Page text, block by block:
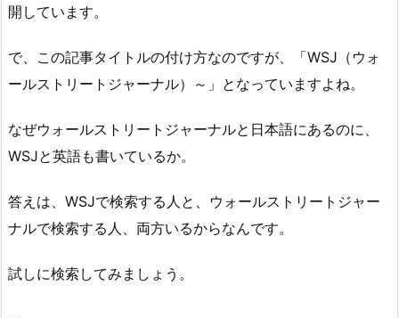
開しています。
で、この記事タイトルの付け方なのですが、「WSJ（ウォ
ールストリートジャーナル）～」となっていますよね。
なぜウォールストリートジャーナルと日本語にあるのに、
WSJと英語も書いているか。
答えは、WSJで検索する人と、ウォールストリートジャー
ナルで検索する人、両方いるからなんです。
試しに検索してみましょう。